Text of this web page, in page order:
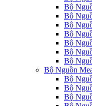
Bộ
Bộ
Bộ
Bộ
Bộ
Bộ
Bộ
Bộ Nguồn
Bộ
Bộ
Bộ